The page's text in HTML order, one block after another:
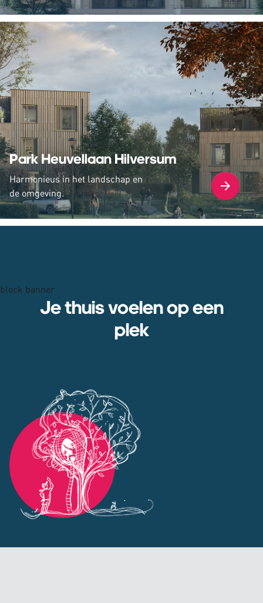
Park Heuvellaan Hilversum
Harmonieus in het landschap en
de omgeving.
block banner
Je thuis voelen op een
plek